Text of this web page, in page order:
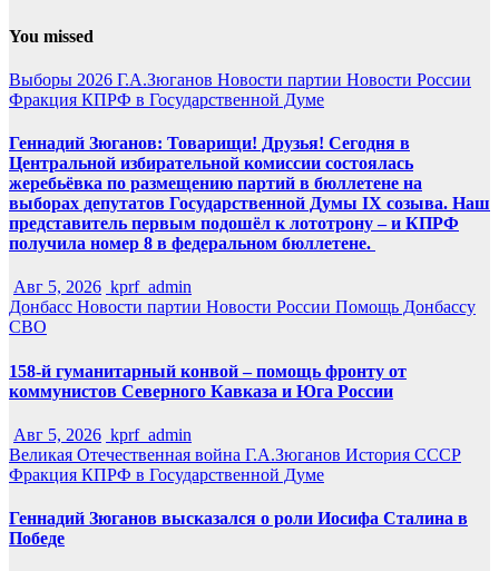
You missed
Выборы 2026 Г.А.Зюганов Новости партии Новости России
Фракция КПРФ в Государственной Думе
Геннадий Зюганов: Товарищи! Друзья! Сегодня в
Центральной избирательной комиссии состоялась
жеребьёвка по размещению партий в бюллетене на
выборах депутатов Государственной Думы IX созыва. Наш
представитель первым подошёл к лототрону – и КПРФ
получила номер 8 в федеральном бюллетене.
Авг 5, 2026 kprf_admin
Донбасс Новости партии Новости России Помощь Донбассу
СВО
158-й гуманитарный конвой – помощь фронту от
коммунистов Северного Кавказа и Юга России
Авг 5, 2026 kprf_admin
Великая Отечественная война Г.А.Зюганов История СССР
Фракция КПРФ в Государственной Думе
Геннадий Зюганов высказался о роли Иосифа Сталина в
Победе